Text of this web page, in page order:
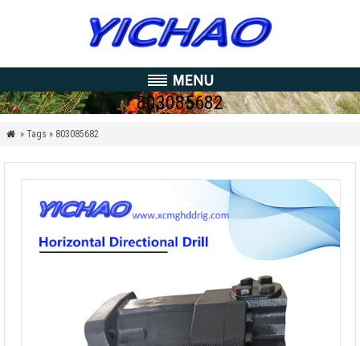
803085682
 » Tags » 803085682